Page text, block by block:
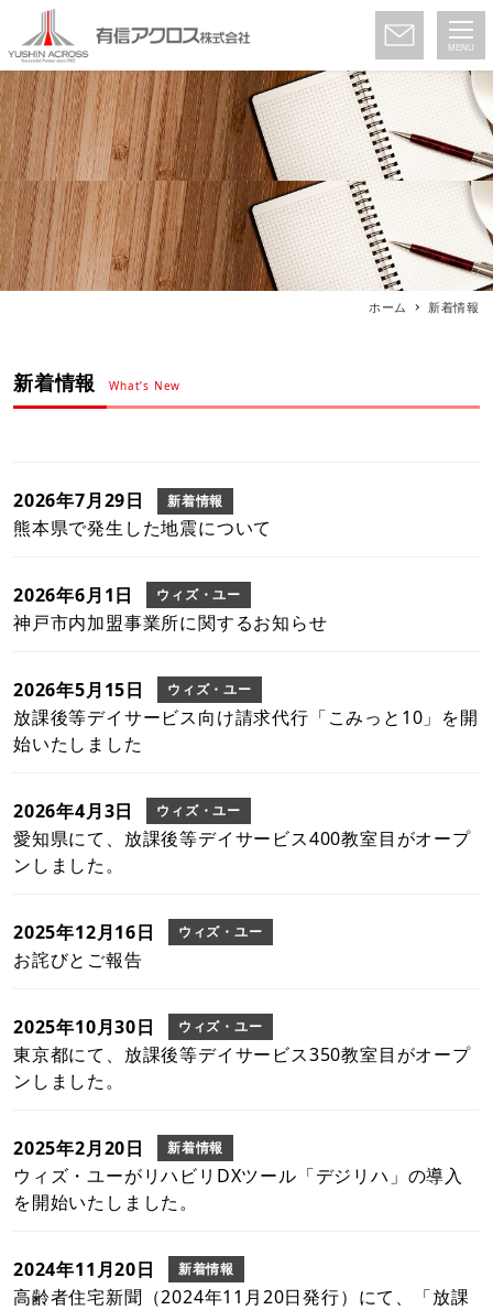
MENU
ホーム 新着情報
新着情報
熊本県で発生した地震について
2026年7月29日 新着情報
神戸市内加盟事業所に関するお知らせ
2026年6月1日 ウィズ・ユー
放課後等デイサービス向け請求代行「こみっと10」を開
始いたしました
2026年5月15日 ウィズ・ユー
愛知県にて、放課後等デイサービス400教室目がオープ
ンしました。
2026年4月3日 ウィズ・ユー
お詫びとご報告
2025年12月16日 ウィズ・ユー
東京都にて、放課後等デイサービス350教室目がオープ
ンしました。
2025年10月30日 ウィズ・ユー
ウィズ・ユーがリハビリDXツール「デジリハ」の導入
を開始いたしました。
2025年2月20日 新着情報
高齢者住宅新聞（2024年11月20日発行）にて、「放課
2024年11月20日 新着情報